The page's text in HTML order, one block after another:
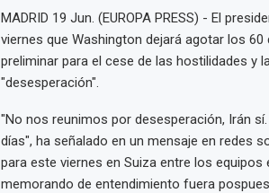
MADRID 19 Jun. (EUROPA PRESS) - El
viernes que Washington dejará agotar los
preliminar para el cese de las hostilidades y
"desesperación".
"No nos reunimos por desesperación, Irán
días", ha señalado en un mensaje en redes
para este viernes en Suiza entre los
memorando de entendimiento fuera